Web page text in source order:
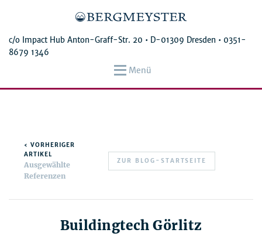
c/o Impact Hub Anton-Graff-Str. 20 • D-01309 Dresden • 0351-
8679 1346
Menü
‹ VORHERIGER
ARTIKEL
Ausgewählte
Referenzen
ZUR BLOG-STARTSEITE
Buildingtech Görlitz